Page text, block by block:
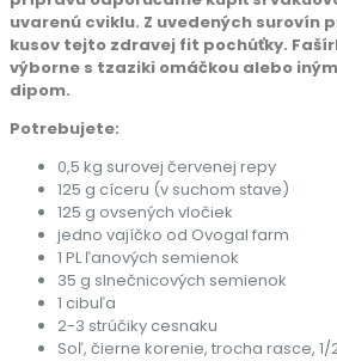
uvarenú cviklu. Z uvedených surovín
kusov tejto zdravej fit pochúťky.
výborne s tzaziki omáčkou alebo
dipom.
Potrebujete:
0,5 kg surovej červenej repy
125 g cíceru (v suchom stave)
125 g ovsených vločiek
jedno vajíčko od Ovogal farm
1 PL ľanových semienok
35 g slnečnicových semienok
1 cibuľa
2-3 strúčiky cesnaku
Soľ, čierne korenie, trocha rasce, 1/